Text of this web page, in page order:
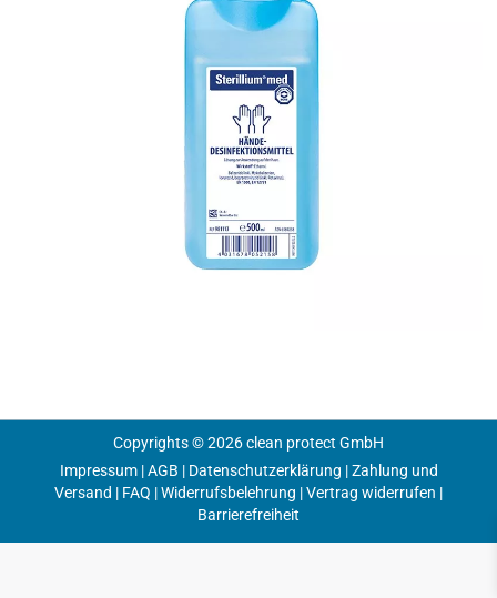
Copyrights © 2026 clean protect GmbH
Impressum|AGB | Datenschutzerklärung |Zahlung und
Versand | FAQ |Widerrufsbelehrung |Vertrag widerrufen |
Barrierefreiheit